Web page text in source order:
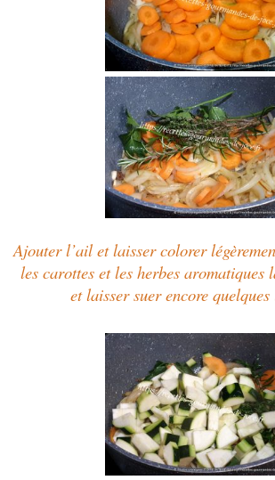
Ajouter l’ail et laisser colorer
les carottes et les herbes aromatiques
et laisser suer encore quelques